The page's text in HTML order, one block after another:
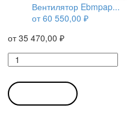
Вентилятор Ebmpap...
от60 550,00 ₽
от35 470,00 ₽
Количество
товара
Вентилятор
Ebmpapst
R3G175-